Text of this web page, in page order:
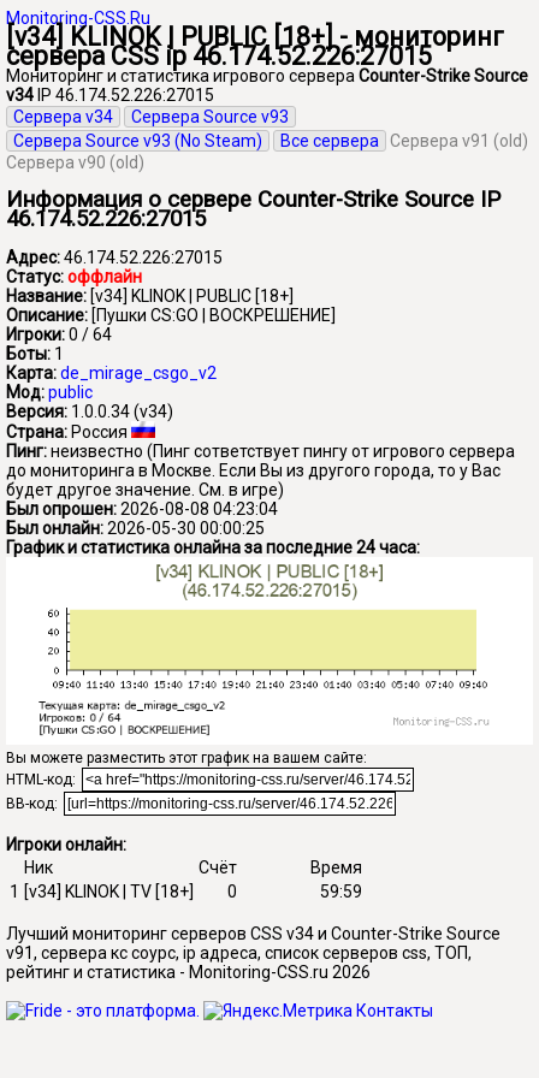
Monitoring-CSS.Ru
[v34] KLINOK | PUBLIC [18+] - мониторинг
сервера CSS ip 46.174.52.226:27015
Мониторинг и статистика игрового сервера Counter-Strike Source
v34 IP 46.174.52.226:27015
Сервера v34
Сервера Source v93
Сервера Source v93 (No Steam)
Все сервера
Сервера v91 (old)
Сервера v90 (old)
Информация о сервере Counter-Strike Source IP
46.174.52.226:27015
Адрес:46.174.52.226:27015
Статус:оффлайн
Название: [v34] KLINOK | PUBLIC [18+]
Описание: [Пушки CS:GO | ВОСКРЕШЕНИЕ]
Игроки:0 / 64
Боты: 1
Карта:de_mirage_csgo_v2
Мод:public
Версия: 1.0.0.34 (v34)
Страна: Россия
Пинг:неизвестно (Пинг сответствует пингу от игрового сервера
до мониторинга в Москве. Если Вы из другого города, то у Вас
будет другое значение. См. в игре)
Был опрошен:2026-08-08 04:23:04
Был онлайн:2026-05-30 00:00:25
График и статистика онлайна за последние 24 часа:
Вы можете разместить этот график на вашем сайте:
HTML-код:
BB-код:
Игроки онлайн:
Ник
Счёт
Время
1 [v34] KLINOK | TV [18+] 0 59:59
Лучший мониторинг серверов CSS v34 и Counter-Strike Source
v91, сервера кс соурс, ip адреса, список серверов css, ТОП,
рейтинг и статистика - Monitoring-CSS.ru 2026
Контакты